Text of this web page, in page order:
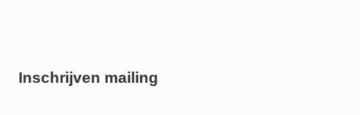
Inschrijven mailing